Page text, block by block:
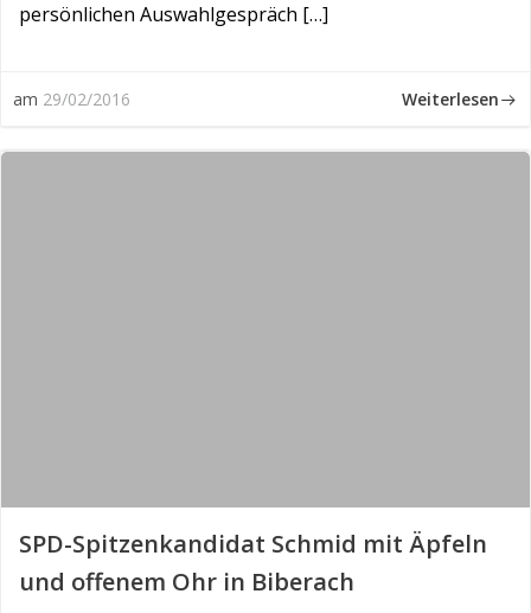
persönlichen Auswahlgespräch […]
am 29/02/2016 Weiterlesen
SPD-Spitzenkandidat Schmid mit Äpfeln
und offenem Ohr in Biberach